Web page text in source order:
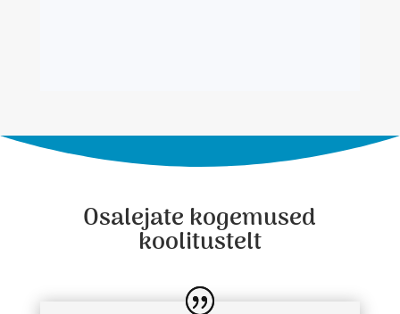
Osalejate kogemused
koolitustelt